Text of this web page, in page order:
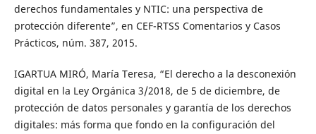
derechos fundamentales y NTIC: una perspectiva de
protección diferente”, en CEF-RTSS Comentarios y Casos
Prácticos, núm. 387, 2015.
IGARTUA MIRÓ, María Teresa, “El derecho a la desconexión
digital en la Ley Orgánica 3/2018, de 5 de diciembre, de
protección de datos personales y garantía de los derechos
digitales: más forma que fondo en la configuración del